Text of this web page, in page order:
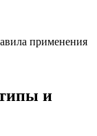
применения
и